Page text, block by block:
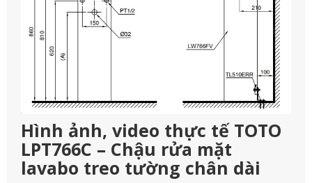
Hình ảnh, video thực tế TOTO
LPT766C – Chậu rửa mặt
lavabo treo tường chân dài